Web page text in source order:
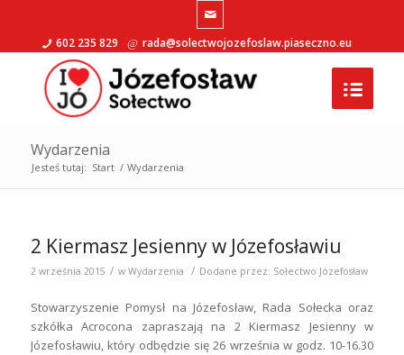
602 235 829 rada@solectwojozefoslaw.piaseczno.eu
Wydarzenia
Jesteś tutaj: Start / Wydarzenia
2 Kiermasz Jesienny w Józefosławiu
2 września 2015 / w Wydarzenia / Dodane przez: Sołectwo Józefosław
Stowarzyszenie Pomysł na Józefosław, Rada Sołecka oraz
szkółka Acrocona zapraszają na 2 Kiermasz Jesienny w
Józefosławiu, który odbędzie się 26 września w godz. 10-16.30